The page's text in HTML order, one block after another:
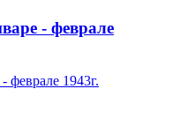
- феврале